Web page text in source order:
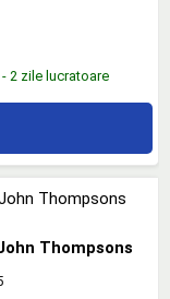
2 zile lucratoare
Thompsons